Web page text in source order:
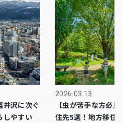
、住宅の建築可能なエリアで
井沢に次ぐ
しやすい
2026.03.13
【虫が苦手な方必
住先5選！地方移住